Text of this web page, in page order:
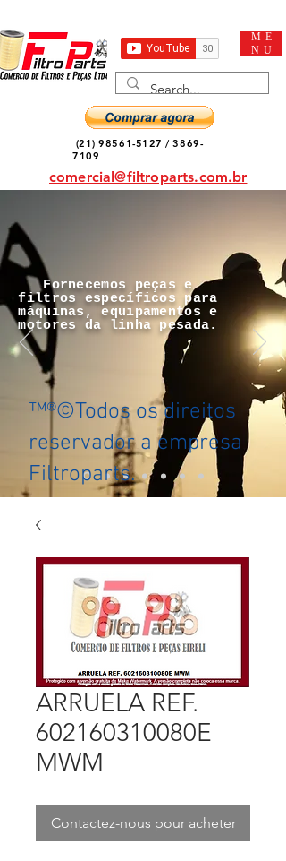
ME
NU
(21) 98561-5127 /3869-
7109
comercial@filtroparts.com.br
Fornecemos peças e
filtros específicos para
máquinas, equipamentos e
motores da linha pesada.
™®©Todos os direitos
reservador a empresa
Filtroparts.
ARRUELA REF.
602160310080E
MWM
Contactez-nous pour acheter